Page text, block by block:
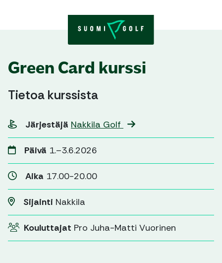
Green Card kurssi
Tietoa kurssista
Järjestäjä Nakkila Golf
Päivä 1.–3.6.2026
Aika 17.00-20.00
Sijainti Nakkila
Kouluttajat Pro Juha-Matti Vuorinen